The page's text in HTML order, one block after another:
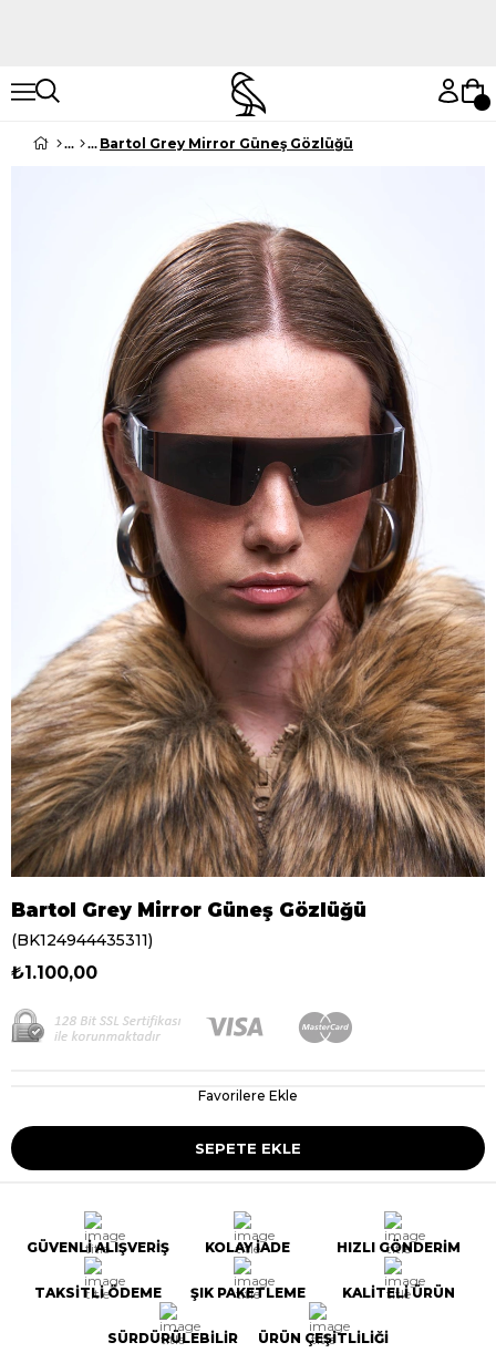
Bartol Grey Mirror Güneş Gözlüğü
Bartol Grey Mirror Güneş Gözlüğü
(BK124944435311)
₺1.100,00
Favorilere Ekle
GÜVENLİ ALIŞVERİŞ KOLAY İADE HIZLI GÖNDERİM
TAKSİTLİ ÖDEME ŞIK PAKETLEME KALİTELİ ÜRÜN
SÜRDÜRÜLEBİLİR ÜRÜN ÇEŞİTLİLİĞİ